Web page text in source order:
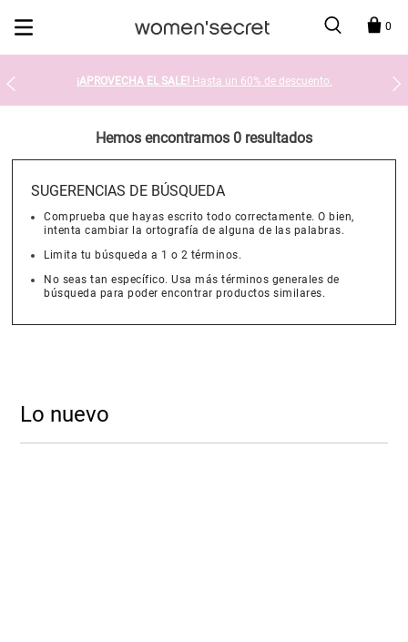
0
¡APROVECHA EL SALE!Hasta un 60% de descuento.
Hemos encontramos 0 resultados
SUGERENCIAS DE BÚSQUEDA
intenta cambiar la ortografía de alguna de las palabras.
Limita tu búsqueda a 1 o 2 términos.
Lo nuevo